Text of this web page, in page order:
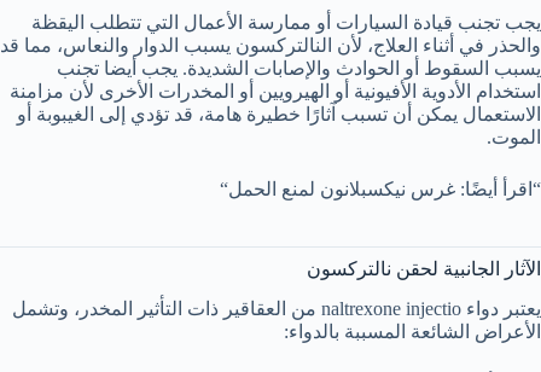
يجب تجنب قيادة السيارات أو ممارسة الأعمال التي تتطلب اليقظة
والحذر في أثناء العلاج، لأن النالتركسون يسبب الدوار والنعاس، مما قد
يسبب السقوط أو الحوادث والإصابات الشديدة. يجب أيضا تجنب
استخدام الأدوية الأفيونية أو الهيرويين أو المخدرات الأخرى لأن مزامنة
الاستعمال يمكن أن تسبب آثارًا خطيرة هامة، قد تؤدي إلى الغيبوبة أو
الموت.
“اقرأ أيضًا: غرس نيكسبلانون لمنع الحمل“
الآثار الجانبية لحقن نالتركسون
يعتبر دواء naltrexone injectio من العقاقير ذات التأثير المخدر، وتشمل
الأعراض الشائعة المسببة بالدواء: